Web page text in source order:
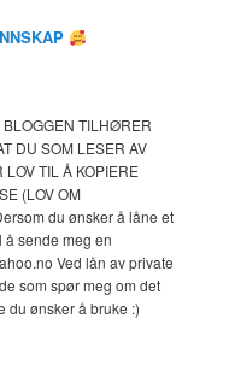
TILHØRER
DU SOM LESER AV
TIL Å KOPIERE
(LOV OM
du ønsker å låne et
sende meg en
Ved lån av private
som spør meg om det
du ønsker å bruke :)